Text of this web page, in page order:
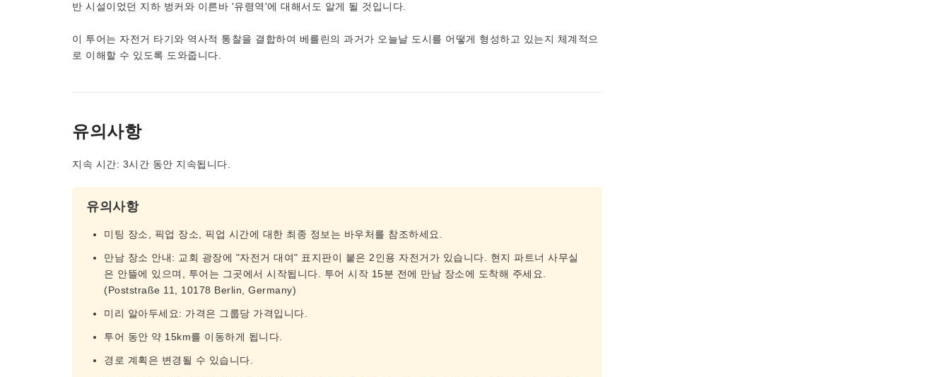
반 시설이었던 지하 벙커와 이른바 '유령역'에 대해서도 알게 될 것입니다.
이 투어는 자전거 타기와 역사적 통찰을 결합하여 베를린의 과거가 오늘날 도시를 어떻게 형성하고 있는지 체계적으
로 이해할 수 있도록 도와줍니다.
유의사항
지속 시간: 3시간 동안 지속됩니다.
유의사항
미팅 장소, 픽업 장소, 픽업 시간에 대한 최종 정보는 바우처를 참조하세요.
만남 장소 안내: 교회 광장에 "자전거 대여" 표지판이 붙은 2인용 자전거가 있습니다. 현지 파트너 사무실
은 안뜰에 있으며, 투어는 그곳에서 시작됩니다. 투어 시작 15분 전에 만남 장소에 도착해 주세요.
(Poststraße 11, 10178 Berlin, Germany)
미리 알아두세요: 가격은 그룹당 가격입니다.
투어 동안 약 15km를 이동하게 됩니다.
경로 계획은 변경될 수 있습니다.